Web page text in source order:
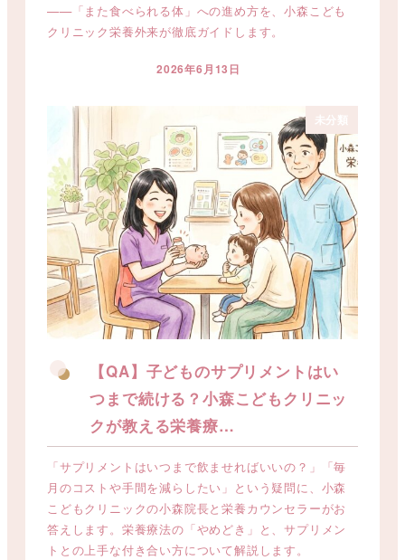
——「また食べられる体」への進め方を、小森こども
クリニック栄養外来が徹底ガイドします。
投稿日
2026年6月13日
未分類
【QA】子どものサプリメントはい
つまで続ける？小森こどもクリニッ
クが教える栄養療…
「サプリメントはいつまで飲ませればいいの？」「毎
月のコストや手間を減らしたい」という疑問に、小森
こどもクリニックの小森院長と栄養カウンセラーがお
答えします。栄養療法の「やめどき」と、サプリメン
トとの上手な付き合い方について解説します。